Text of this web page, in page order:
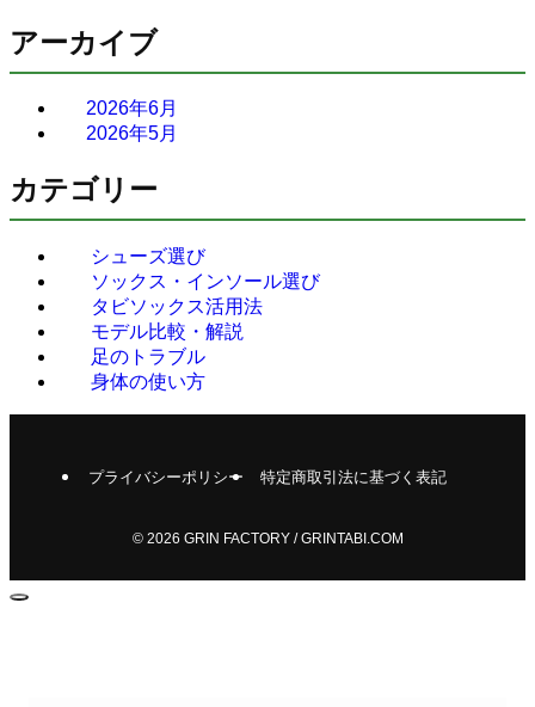
アーカイブ
2026年6月
2026年5月
カテゴリー
シューズ選び
ソックス・インソール選び
タビソックス活用法
モデル比較・解説
足のトラブル
身体の使い方
プライバシーポリシー 特定商取引法に基づく表記
©2026 GRIN FACTORY / GRINTABI.COM